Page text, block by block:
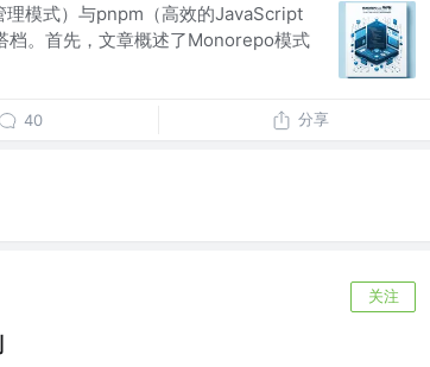
模式）与pnpm（高效的JavaScript
档。首先，文章概述了Monorepo模式
40 分享
关注